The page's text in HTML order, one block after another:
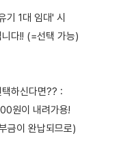
기 1대 임대' 시
다!! (=선택 가능)
하신다면?? :
원이 내려가용!
금이 완납되므로)